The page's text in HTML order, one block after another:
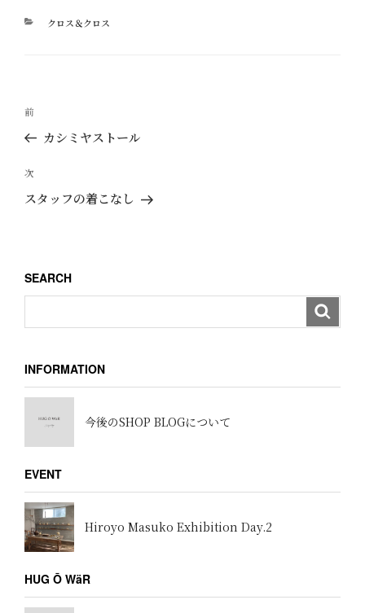
カ
クロス＆クロス
投
ナ
ビ
ゲ
ン
過
去
投
稿
前
カシミヤストール
次
の
次
スタッフの着こなし
SEARCH
INFORMATION
今後のSHOP BLOGについて
EVENT
Hiroyo Masuko Exhibition Day.2
HUG Ō WäR